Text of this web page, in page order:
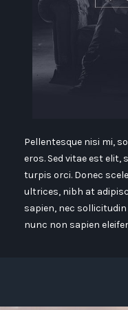
Pellentesque nisi mi,
eros. Sed vitae est
turpis orci. Donec
ultrices, nibh at
sapien, nec
nunc non sapien